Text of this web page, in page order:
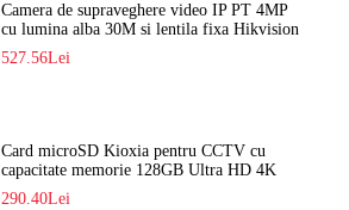
Camera de supraveghere video IP PT 4MP
cu lumina alba 30M si lentila fixa Hikvision
DS-2DE2C400SCG-E F1
527.56Lei
Card microSD Kioxia pentru CCTV cu
capacitate memorie 128GB Ultra HD 4K
LMEX2L128GG2
290.40Lei